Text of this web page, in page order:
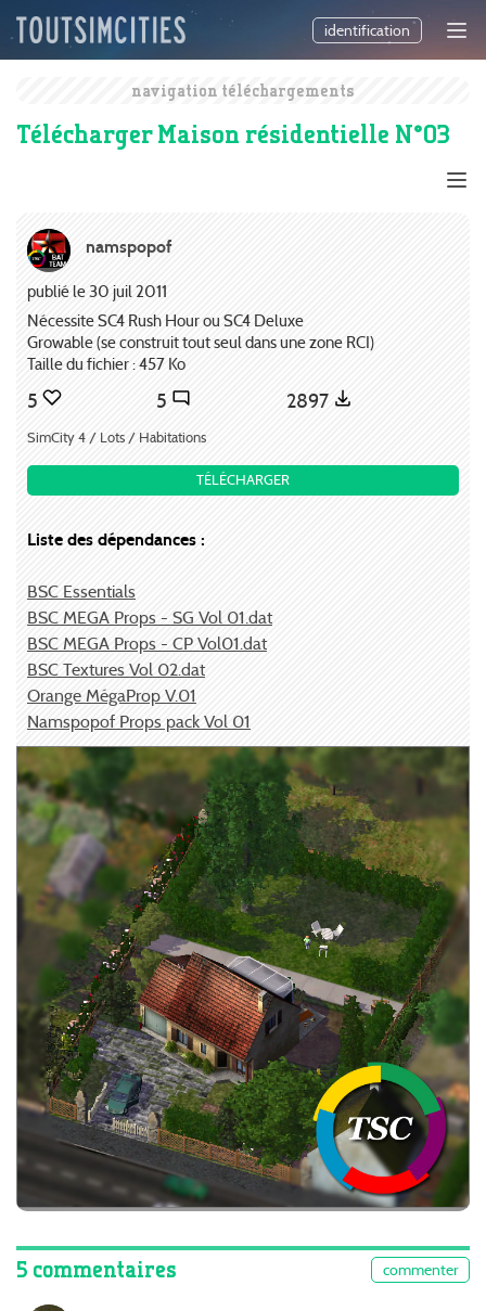
identification
navigation téléchargements
Télécharger Maison résidentielle N°03
namspopof
publié le 30 juil 2011
Nécessite SC4 Rush Hour ou SC4 Deluxe
Growable (se construit tout seul dans une zone RCI)
Taille du fichier : 457 Ko
5 5 2897
SimCity 4 / Lots / Habitations
TÉLÉCHARGER
Liste des dépendances :
BSC Essentials
BSC MEGA Props - SG Vol 01.dat
BSC MEGA Props - CP Vol01.dat
BSC Textures Vol 02.dat
Orange MégaProp V.01
Namspopof Props pack Vol 01
5 commentaires commenter